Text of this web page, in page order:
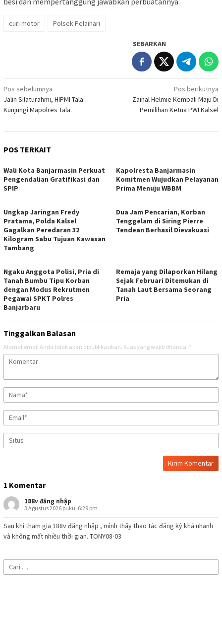
curi motor Polsek Pelaihari
SEBARKAN
Navigasi
pos
Pos sebelumnya
Jalin Silaturahmi, HIPMI Tala
Kunjungi Mapolres Tala.
Pos berikutnya
Zainal Helmie Kembali Maju Di
Pemilihan Ketua PWI Kalsel
POS TERKAIT
Wali Kota Banjarmasin Perkuat
Pengendalian Gratifikasi dan
SPIP
Kapolresta Banjarmasin
Komitmen Wujudkan Pelayanan
Prima Menuju WBBM
Ungkap Jaringan Fredy
Pratama, Polda Kalsel
Gagalkan Peredaran 32
Kilogram Sabu Tujuan Kawasan
Tambang
Dua Jam Pencarian, Korban
Tenggelam di Siring Pierre
Tendean Berhasil Dievakuasi
Ngaku Anggota Polisi, Pria di
Tanah Bumbu Tipu Korban
dengan Modus Rekrutmen
Pegawai SPKT Polres
Banjarbaru
Remaja yang Dilaporkan Hilang
Sejak Februari Ditemukan di
Tanah Laut Bersama Seorang
Pria
Tinggalkan Balasan
Alamat email Anda tidak akan dipublikasikan. Ruas yang wajib ditandai *
1 Komentar
188v đăng nhập
3 Agustus 2026 pukul 6:29 pm
Sau khi tham gia 188v đăng nhập , mình thấy thao tác đăng ký khá nhanh
và không mất nhiều thời gian. TONY08-03
Cari
untuk: